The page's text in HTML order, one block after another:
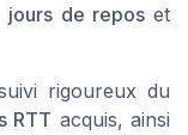
jours de reposet
rigoureux du
RTT acquis, ainsi